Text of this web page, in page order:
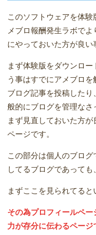
このソフトウェアを体
メブロ報酬発生ラボで
にやっておいた方が良い
まず体験版をダウンロ
う事はすでにアメブロ
ブログ記事を投稿した
般的にブログを管理なさ
まず見直しておいた方
ページです。
この部分は個人のブロ
してるブログであっても
まずここを見られてると
その為プロフィールペ
力が存分に伝わるペー